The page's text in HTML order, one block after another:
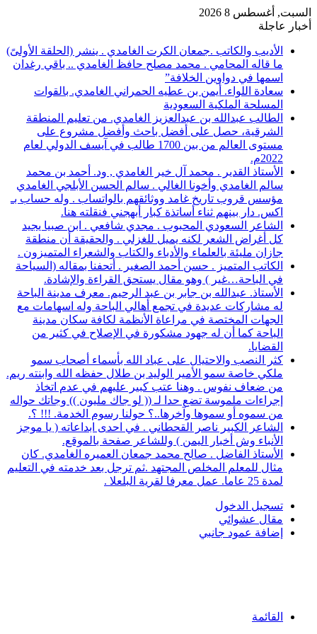
السبت, أغسطس 8 2026
أخبار عاجلة
الأديب والكاتب .جمعان الكرت الغامدي . ينشر (الحلقة الأولىً)
ما قاله المحامي . محمد مصلح حافظ الغامدي .. باقي رغدان
اسمها في دواوين الخلافة”
سعادة اللواء. أيمن بن عطيه الحمراني الغامدي. بالقوات
المسلحة الملكية السعودية
الطالب عبدالله بن عبدالعزيز الغامدي. من تعليم المنطقة
الشرقية، حصل على أفضل باحث وأفضل مشروع على
مستوى العالم من بين 1700 طالب في آيسف الدولي لعام
2022م.
الأستاذ القدير . محمد آل خير الغامدي , ود. أحمد بن محمد
سالم الغامدي وأخونا الغالي . سالم الحسن الأبلجي الغامدي
مؤسس قروب تاريخ غامد ووثائقهم بالواتساب . وله حساب بـ
اكس. دار بينهم ثناء أساتذة كبار أبهجني فنقلته هنا.
الشاعر السعودي المحبوب . مجدي شافعي . ابن صبيا يجيد
كل أغراض الشعر لكنه يميل للغزلي . والحقيقة أن منطقة
جازان مليئة بالعلماء والأدباء والكتاب والشعراء المتميزون .
الكاتب المتميز . حسن أحمد الصغير . أتحفنا بمقاله (السياحة
في الباحة…غير ) وهو مقال يستحق القراءة والإشادة.
الأستاذ. عبدالله بن جابر بن عبد الرحيم. معرف مدينة الباحة
له مشاركات عديدة في تجمع أهالي الباحة وله اسهامات مع
الجهات المختصة في مراعاة الأنظمة لكافة سكان مدينة
الباحة كما أن له جهود مشكورة في الإصلاح في كثير من
القضايا.
كثر النصب والاحتيال على عباد الله بأسماء أصحاب سمو
ملكي خاصة سمو الأمير الوليد بن طلال حفظه الله وابنته ريم.
من ضعاف نفوس . وهنا عتب كبير عليهم في عدم اتخاذ
إجراءات ملموسة تضع حدا لـ (( لو جاك مليون )) وجاتك حواله
من سموه أو سموها وآخرها..؟ حولنا رسوم الخدمة. !!! ؟.
الشاعر الكبير ناصر القحطاني . في احدى ابداعاته ( يا موجز
الأنباء وش أخبار اليمن ) وللشاعر صفحة بالموقع.
الأستاذ الفاضل . صالح محمد جمعان العميره الغامدي. كان
مثال للمعلم المخلص المجتهد .ثم ترجل بعد خدمته في التعليم
لمدة 25 عاما. عمل معرفا لقرية البلعلا .
تسجيل الدخول
مقال عشوائي
إضافة عمود جانبي
القائمة